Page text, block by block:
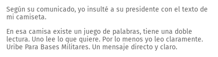
Según su comunicado, yo insulté a su presidente con el texto de
mi camiseta.
En esa camisa existe un juego de palabras, tiene una doble
lectura. Uno lee lo que quiere. Por lo menos yo leo claramente.
Uribe Para Bases Militares. Un mensaje directo y claro.